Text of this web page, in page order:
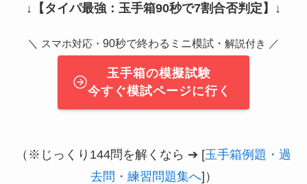
↓ 【タイパ最強：玉手箱90秒で7割合否判定】 ↓
＼ スマホ対応・ 90秒で終わるミニ模試・ 解説付き ／
玉手箱の模擬試験
今すぐ模試ページに行く
（※じっくり144問を解くなら ➔ [玉手箱例題・過
去問・練習問題集へ]）